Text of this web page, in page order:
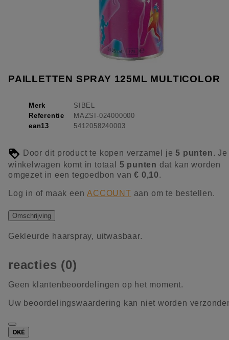
PAILLETTEN SPRAY 125ML MULTICOLOR
Merk
SIBEL
Referentie
MAZSI-024000000
ean13
5412058240003
Door dit product te kopen verzamel je5 punten. Je
winkelwagen komt in totaal 5 punten dat kan worden
omgezet in een tegoedbon van€ 0,10.
Log in of maak eenACCOUNT aan om te bestellen.
Omschrijving
Gekleurde haarspray, uitwasbaar.
reacties (0)
Geen klantenbeoordelingen op het moment.
Uw beoordelingswaardering kan niet worden
OKÉ